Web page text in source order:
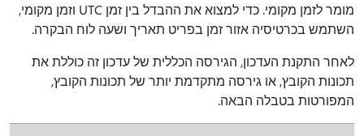
מומר לזמן מקומי. כדי למצוא את ההבדל בין זמן UTC וזמן מקומי,
השתמש בכרטיסיה אזור זמן בפריט תאריך ושעה לוח הבקרה.
לאחר התקנת העדכון, הגירסה הכללית של עדכון זה כוללת את
תכונות הקובץ, או גירסה מתקדמת יותר של תכונות הקובץ,
המפורטות בטבלה הבאה.